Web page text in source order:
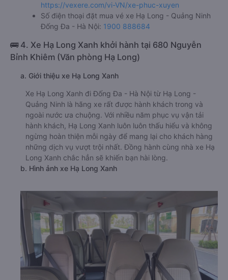
https://vexere.com/vi-VN/xe-phuc-xuyen
Số điện thoại đặt mua vé xe Hạ Long - Quảng Ninh
Đống Đa - Hà Nội: 1900 888684
🚌 4. Xe Hạ Long Xanh khởi hành tại 680 Nguyễn
Bỉnh Khiêm (Văn phòng Hạ Long)
a. Giới thiệu xe Hạ Long Xanh
Xe Hạ Long Xanh đi Đống Đa - Hà Nội từ Hạ Long -
Quảng Ninh là hãng xe rất được hành khách trong và
ngoài nước ưa chuộng. Với nhiều năm phục vụ vận tải
hành khách, Hạ Long Xanh luôn luôn thấu hiểu và không
ngừng hoàn thiện mỗi ngày để mang lại cho khách hàng
những dịch vụ vượt trội nhất. Đồng hành cùng nhà xe Hạ
Long Xanh chắc hẳn sẽ khiến bạn hài lòng.
b. Hình ảnh xe Hạ Long Xanh